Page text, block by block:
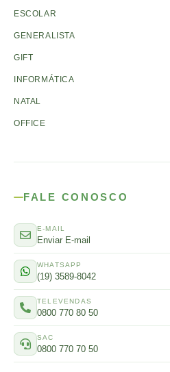
ESCOLAR
GENERALISTA
GIFT
INFORMÁTICA
NATAL
OFFICE
FALE CONOSCO
E-MAIL
Enviar E-mail
WHATSAPP
(19) 3589-8042
TELEVENDAS
0800 770 80 50
SAC
0800 770 70 50